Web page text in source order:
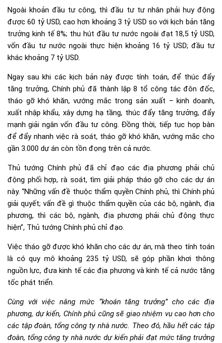
Ngoài khoản đầu tư công, thì đầu tư tư nhân phải huy động
được 60 tỷ USD, cao hơn khoảng 3 tỷ USD so với kịch bản tăng
trưởng kinh tế 8%; thu hút đầu tư nước ngoài đạt 18,5 tỷ USD,
vốn đầu tư nước ngoài thực hiện khoảng 16 tỷ USD; đầu tư
khác khoảng 7 tỷ USD.
Ngay sau khi các kịch bản này được tính toán, để thúc đẩy
tăng trưởng, Chính phủ đã thành lập 8 tổ công tác đôn đốc,
tháo gỡ khó khăn, vướng mắc trong sản xuất – kinh doanh,
xuất nhập khẩu, xây dựng hạ tầng, thúc đẩy tăng trưởng, đẩy
mạnh giải ngân vốn đầu tư công. Đồng thời, tiếp tục họp bàn
để đẩy nhanh việc rà soát, tháo gỡ khó khăn, vướng mắc cho
gần 3.000 dự án còn tồn đọng trên cả nước.
Thủ tướng Chính phủ đã chỉ đạo các địa phương phải chủ
động phối hợp, rà soát, tìm giải pháp tháo gỡ cho các dự án
này. “Những vấn đề thuộc thẩm quyền Chính phủ, thì Chính phủ
giải quyết; vấn đề gì thuộc thẩm quyền của các bộ, ngành, địa
phương, thì các bộ, ngành, địa phương phải chủ động thực
hiện”, Thủ tướng Chính phủ chỉ đạo.
Việc tháo gỡ được khó khăn cho các dự án, mà theo tính toán
là có quy mô khoảng 235 tỷ USD, sẽ góp phần khơi thông
nguồn lực, đưa kinh tế các địa phương và kinh tế cả nước tăng
tốc phát triển.
Cùng với việc nâng mức “khoán tăng trưởng” cho các địa
phương, dự kiến, Chính phủ cũng sẽ giao nhiệm vụ cao hơn cho
các tập đoàn, tổng công ty nhà nước. Theo đó, hầu hết các tập
đoàn, tổng công ty nhà nước dự kiến phải đạt mức tăng trưởng